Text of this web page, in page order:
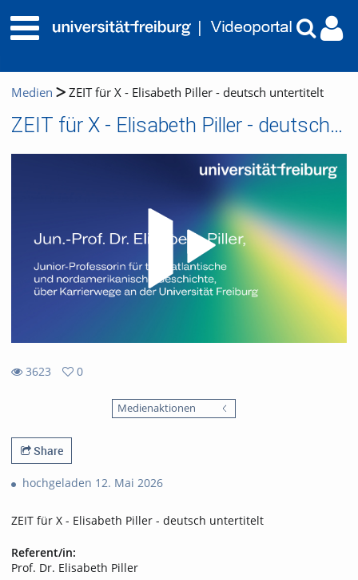
Medien ZEIT für X - Elisabeth Piller - deutsch untertitelt
ZEIT für X - Elisabeth Piller - deutsch untertitelt
3623
0
Medienaktionen
Share
hochgeladen 12. Mai 2026
ZEIT für X - Elisabeth Piller - deutsch untertitelt
Referent/in:
Prof. Dr. Elisabeth Piller